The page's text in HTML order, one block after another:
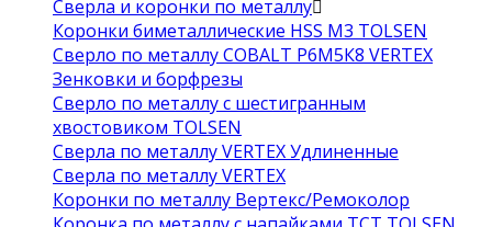
Сверла и коронки по металлу
Коронки биметаллические HSS M3 TOLSEN
Сверло по металлу COBALT Р6М5К8 VERTEX
Зенковки и борфрезы
Сверло по металлу с шестигранным
хвостовиком TOLSEN
Сверла по металлу VERTEX Удлиненные
Сверла по металлу VERTEX
Коронки по металлу Вертекс/Ремоколор